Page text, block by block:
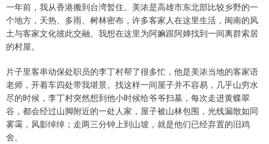
一年前，我从香港搬到台湾暂住。美浓是高雄市东北部比较乡野的一
个地方，天热、多雨、树林密布，许多客家人在这里生活，闽南的风
土与客家文化彼此交融。我想在这里为阿嫲跟阿婵找到一间离群索居
的村屋。
片子里客串动保处职员的李丁村帮了很多忙，他是美浓当地的客家语
老师，开着车四处带我堪景。找这样一间屋子并不容易，几乎山穷水
尽的时候，李丁村突然想到他小时候给爷爷扫墓，每次走进黄蝶翠
谷，都会经过山脚附近的一处人家，屋子被山林包围，光线漏散如同
雾霭，风影绰绰；走两三分钟上到山坡，就是他们已经弃置的旧鸡
舍。